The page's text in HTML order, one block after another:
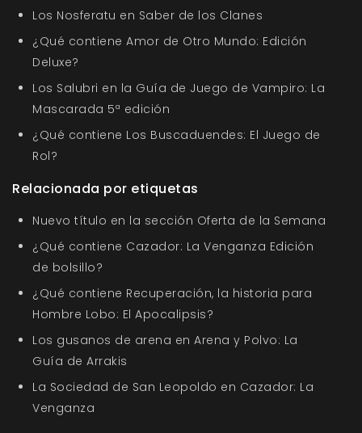
Los Nosferatu en Saber de los Clanes
¿Qué contiene Amor de Otro Mundo: Edición
Deluxe?
Los Salubri en la Guía de Juego de Vampiro: La
Mascarada 5ª edición
¿Qué contiene Los Buscaduendes: El Juego de
Rol?
Relacionada por etiquetas
Nuevo título en la sección Oferta de la Semana
¿Qué contiene Cazador: La Venganza Edición
de bolsillo?
¿Qué contiene Recuperación, la historia para
Hombre Lobo: El Apocalipsis?
Los gusanos de arena en Arena y Polvo: La
Guía de Arrakis
La Sociedad de San Leopoldo en Cazador: La
Venganza